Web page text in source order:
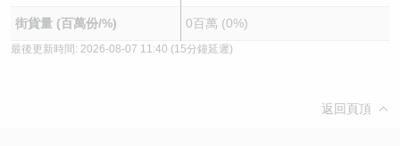
街貨量 (百萬份/%) 0百萬 (0%)
最後更新時間: 2026-08-07 11:40 (15分鐘延遲)
返回頁頂